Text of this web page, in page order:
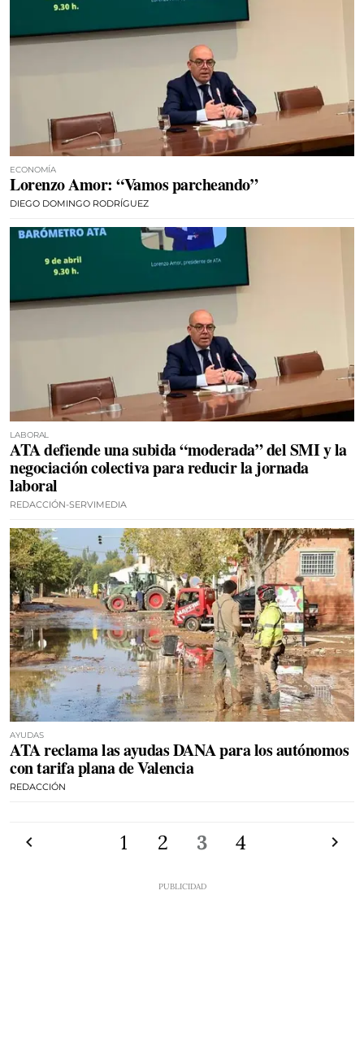
ECONOMÍA
Lorenzo Amor: “Vamos parcheando”
DIEGO DOMINGO RODRÍGUEZ
LABORAL
ATA defiende una subida “moderada” del SMI y la
negociación colectiva para reducir la jornada
laboral
REDACCIÓN-SERVIMEDIA
AYUDAS
ATA reclama las ayudas DANA para los autónomos
con tarifa plana de Valencia
REDACCIÓN
1 2 3 4